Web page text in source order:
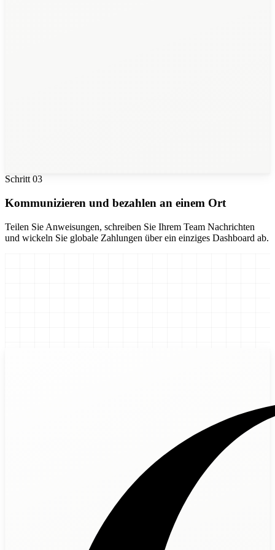
Schritt 03
Kommunizieren und bezahlen an einem Ort
Teilen Sie Anweisungen, schreiben Sie Ihrem Team Nachrichten
und wickeln Sie globale Zahlungen über ein einziges Dashboard ab.